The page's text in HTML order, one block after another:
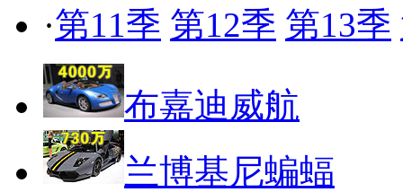
·第11季 第12季 第13季
布嘉迪威航
兰博基尼蝙蝠